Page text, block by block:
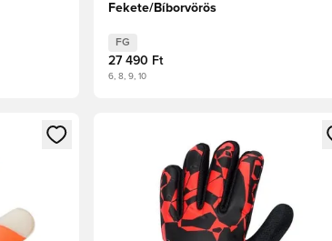
Fekete/Bíborvörös
FG
27 490 Ft
6, 8, 9, 10
vagy a tagként való regisztrációhoz
Megnyit egy modált a